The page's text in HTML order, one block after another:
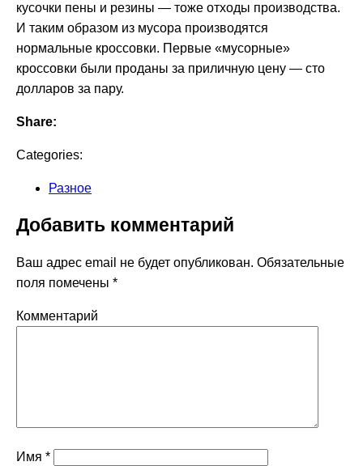
кусочки пены и резины — тоже отходы производства.
И таким образом из мусора производятся
нормальные кроссовки. Первые «мусорные»
кроссовки были проданы за приличную цену — сто
долларов за пару.
Share:
Categories:
Разное
Добавить комментарий
Ваш адрес email не будет опубликован. Обязательные
поля помечены *
Комментарий
Имя *